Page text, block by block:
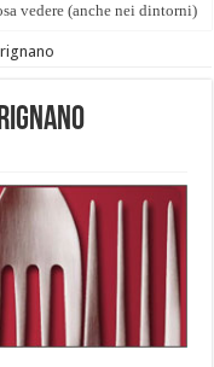
vedere (anche nei dintorni)